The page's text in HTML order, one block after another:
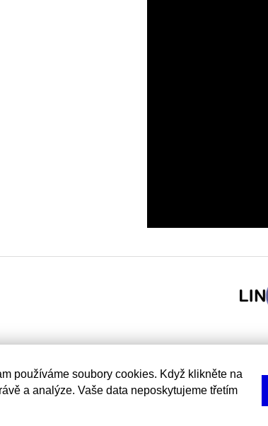
používáme soubory cookies. Když klikněte na
a analýze. Vaše data neposkytujeme třetím